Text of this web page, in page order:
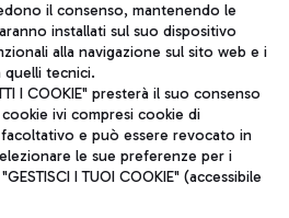
soggetta a direzione e
Imprese di Roma 13032990155 P.
int. vers.
Racchetti 1 - 00054 Fiumicino (RM)
il consenso, mantenendo le
installati sul suo dispositivo
alla navigazione sul sito web e i
quelli tecnici.
I COOKIE" presterà il suo consenso
ivi compresi cookie di
e può essere revocato in
le sue preferenze per i
I TUOI COOKIE" (accessibile